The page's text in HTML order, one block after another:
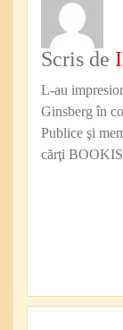
Scris de
L-au
Ginsberg în
Publice şi
cărţi